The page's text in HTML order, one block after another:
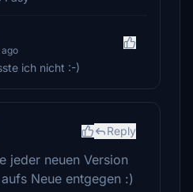
ich nicht :-)
Reply
jeder neuen Version
Neue entgegen :)